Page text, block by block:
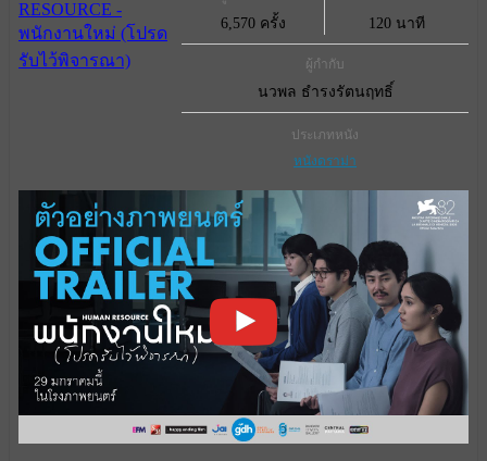
6,570 ครั้ง 120 นาที
ผู้กำกับ
นวพล ธำรงรัตนฤทธิ์
ประเภทหนัง
หนังดราม่า